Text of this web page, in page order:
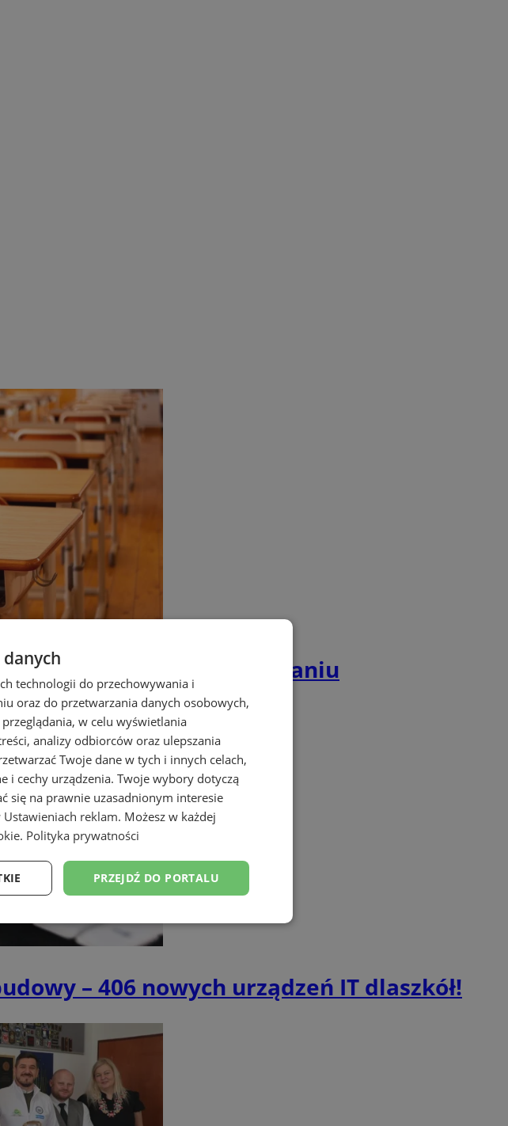
dzięki dofinansowaniu
– 406 nowych urządzeń IT dlaszkół!
technologii do przechowywania i
oraz do przetwarzania danych osobowych,
w celu wyświetlania
analizy odbiorców oraz ulepszania
Twoje dane w tych i innych celach,
i cechy urządzenia. Twoje wybory dotyczą
się na prawnie uzasadnionym interesie
Ustawieniach reklam. Możesz w każdej
. Polityka prywatności
PRZEJDŹ DO PORTALU
Funkcjonalność Niesklasyfikowane
Funkcjonalność Niesklasyfikowane
strony internetowej, takich jak logowanie użytkownika i
korzystać ze strony internetowej.
Opis